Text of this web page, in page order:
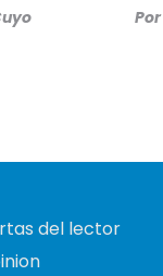
Por
del lector